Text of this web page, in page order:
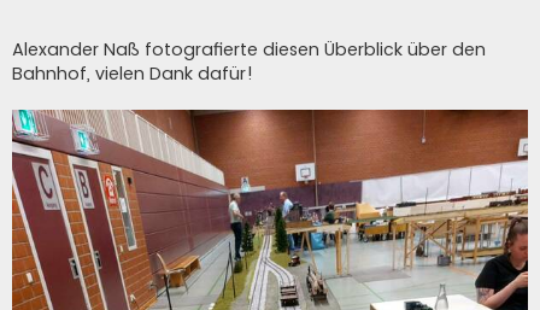
Alexander Naß fotografierte diesen Überblick über den
Bahnhof, vielen Dank dafür!